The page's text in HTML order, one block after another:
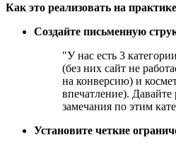
Как это реализовать на
Создайте письменную
"У нас есть 3
(без них сайт не
на конверсию) и
впечатление).
замечания по этим
Установите четкие